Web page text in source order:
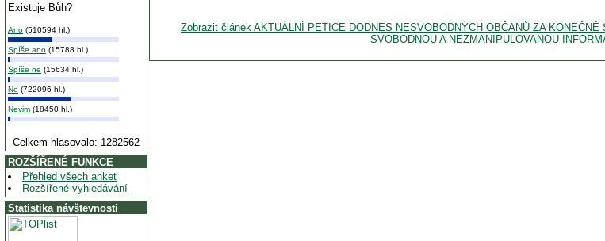
Existuje Bůh?
Ano (510594 hl.)
Spíše ano (15788 hl.)
Spíše ne (15634 hl.)
Ne (722096 hl.)
Nevim (18450 hl.)
Celkem hlasovalo: 1282562
ROZŠÍŘENÉ FUNKCE
Přehled všech anket
Rozšířené vyhledávání
Statistika návštevnosti
Zobrazit článek AKTUÁLNÍ PETICE DODNES NESVOBODNÝCH OBČANŮ ZA
SVOBODNOU A NEZMANIPULOVANOU